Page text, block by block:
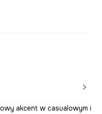
akcent w casualowym i